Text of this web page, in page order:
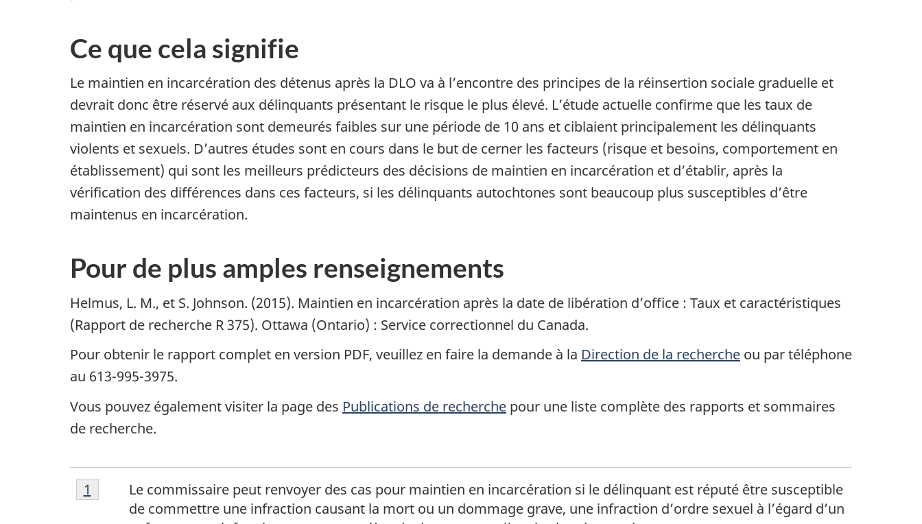
Ce que cela signifie
Le maintien en incarcération des détenus après la DLO va à l’encontre des principes de la réinsertion sociale graduelle et
devrait donc être réservé aux délinquants présentant le risque le plus élevé. L’étude actuelle confirme que les taux de
maintien en incarcération sont demeurés faibles sur une période de 10 ans et ciblaient principalement les délinquants
violents et sexuels. D’autres études sont en cours dans le but de cerner les facteurs (risque et besoins, comportement en
établissement) qui sont les meilleurs prédicteurs des décisions de maintien en incarcération et d’établir, après la
vérification des différences dans ces facteurs, si les délinquants autochtones sont beaucoup plus susceptibles d’être
maintenus en incarcération.
Pour de plus amples renseignements
Helmus, L. M., et S. Johnson. (2015). Maintien en incarcération après la date de libération d’office : Taux et caractéristiques
(Rapport de recherche R 375). Ottawa (Ontario) : Service correctionnel du Canada.
Pour obtenir le rapport complet en version PDF, veuillez en faire la demande à la Direction de la recherche ou par téléphone
au 613-995-3975.
Vous pouvez également visiter la page des Publications de recherche pour une liste complète des rapports et sommaires
de recherche.
N
Note
de
Le commissaire peut renvoyer des cas pour maintien en incarcération si le délinquant est réputé être susceptible
de commettre une infraction causant la mort ou un dommage grave, une infraction d’ordre sexuel à l’égard d’un
Retour à la référence de la note de bas de page
1